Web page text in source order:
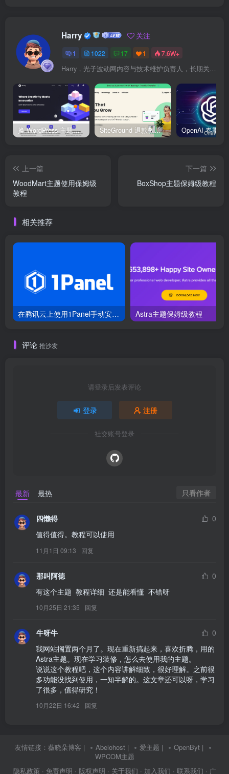
Harry 关注
1 1022 17 1 7.6W+
Harry，光子波动网内容与技术维护负责人，长期关注 WordPress、Elementor、WooCommerce、网站报错修复、性能优化、SEO 内容排期与结构化数据优化。擅长把复杂的网站故障拆成可执行的排查步骤，并持续维护 361sale.com 的 WordPress 实战教程知识库。
换 WordPress 主题前先看这份清单：Kadence、Blocksy Pro 与 WoodMart 的实操配置教程 SiteGround 退款教程：如何获取30天无理由退款服务
上一篇
WoodMart主题使用保姆级
教程
下一篇
BoxShop主题保姆级教程
相关推荐
在腾讯云上使用1Panel手动安装WordPress的超详细保姆级教程 Astra主题保姆级教程
评论 抢沙发
请登录后发表评论
登录 注册
社交账号登录
最新 最热 只看作者
四懒得
0
值得值得。教程可以使用
11月1日 09:13 回复
那叫阿德
0
有这个主题  教程详细  还是能看懂  不错呀
10月25日 21:35 回复
牛呀牛
0
我网站搁置两个月了。现在重新搞起来，喜欢折腾，用的
Astra主题。现在学习装修，怎么去使用我的主题。
说说这个教程吧，这个内容讲解细致，很好理解。之前很
多功能没找到使用，一知半解的。这文章还可以呀，学习
了很多，值得研究！
10月22日 16:42 回复
友情链接： 薇晓朵博客 | Abelohost | 爱主题 | OpenByt |
WPCOM主题
隐私政策 · 免责声明 · 版权声明 · 关于我们 · 加入我们 · 联系我们 · 广